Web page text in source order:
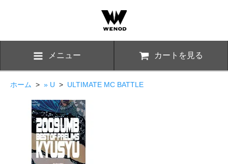
メニュー カートを見る
ホーム > » U > ULTIMATE MC BATTLE